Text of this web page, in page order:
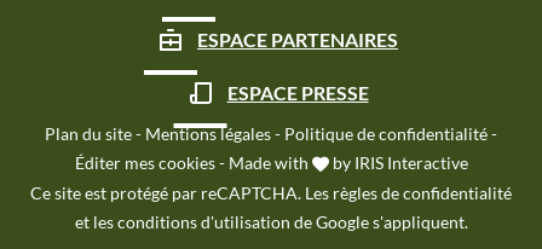
ESPACE PARTENAIRES
ESPACE PRESSE
Plan du site- Mentions légales- Politique de confidentialité-
Éditer mes cookies - Made with by IRIS Interactive
Ce site est protégé par reCAPTCHA. Les règles de confidentialité
et lesconditions d'utilisation de Google s'appliquent.